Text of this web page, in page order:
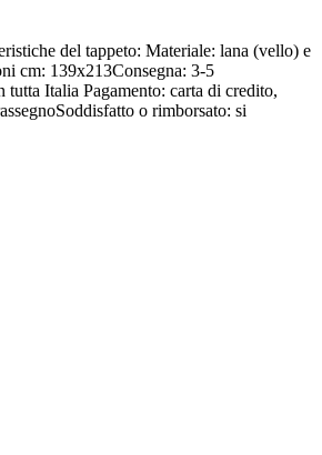
del tappeto: Materiale: lana (vello) e
cm: 139x213Consegna: 3-5
tutta Italia Pagamento: carta di credito,
o rimborsato: si